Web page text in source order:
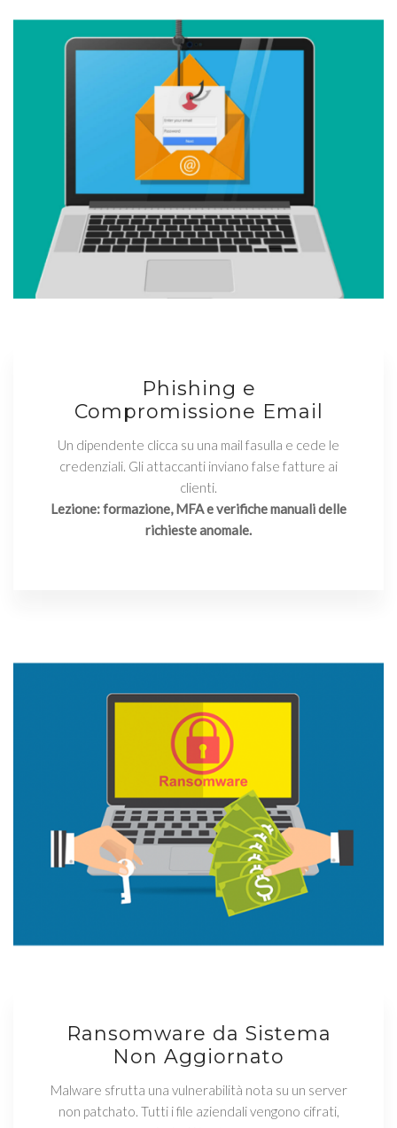
Phishing e
Compromissione Email
Un dipendente clicca su una mail fasulla e cede le
credenziali. Gli attaccanti inviano false fatture ai
clienti.
Lezione: formazione, MFA e verifiche manuali delle
richieste anomale.
Ransomware da Sistema
Non Aggiornato
Malware sfrutta una vulnerabilità nota su un server
non patchato. Tutti i file aziendali vengono cifrati,